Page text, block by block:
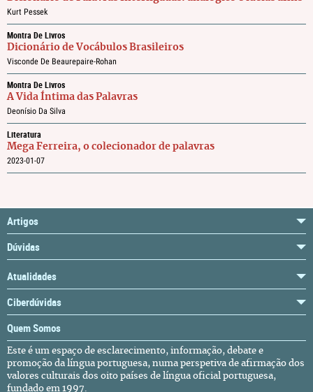
Kurt Pessek
Montra De Livros
Dicionário de Vocábulos Brasileiros
Visconde De Beaurepaire-Rohan
Montra De Livros
A Vida Íntima das Palavras
Deonísio Da Silva
Literatura
Mega Ferreira, o colecionador de palavras
2023-01-07
Artigos
Dúvidas
Atualidades
Ciberdúvidas
Quem Somos
Este é um espaço de esclarecimento, informação, debate e
promoção da língua portuguesa, numa perspetiva de afirmação dos
valores culturais dos oito países de língua oficial portuguesa,
fundado em 1997.